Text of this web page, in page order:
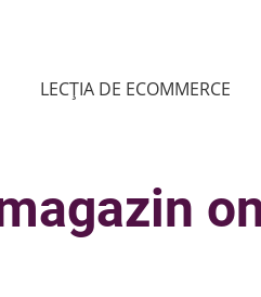
LECȚIA DE ECOMMERCE